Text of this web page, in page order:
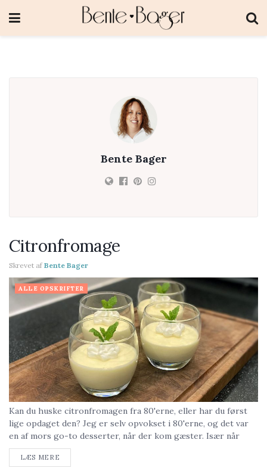
Bente Bager
Citronfromage
Skrevet af Bente Bager
ALLE OPSKRIFTER
Kan du huske citronfromagen fra 80'erne, eller har du først
lige opdaget den? Jeg er selv opvokset i 80'erne, og det var
en af mors go-to desserter, når der kom gæster. Især når
min...
LÆS MERE